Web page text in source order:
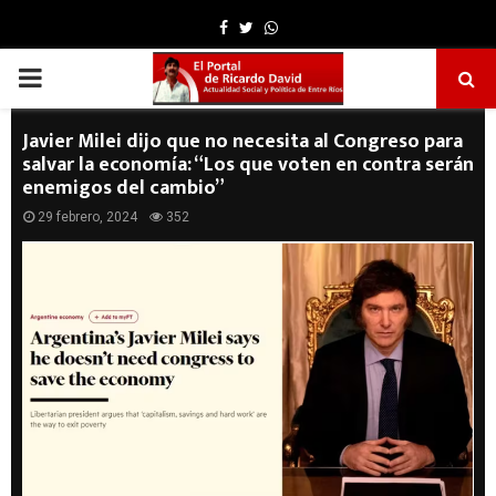
Facebook
TwitterWhatsapp
PRIMARY
MENU
Javier Milei dijo que no necesita al Congreso para
salvar la economía: “Los que voten en contra serán
enemigos del cambio”
29 febrero, 2024 352